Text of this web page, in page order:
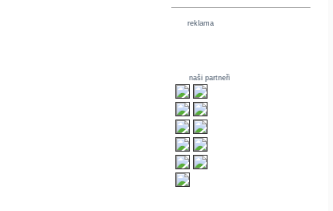
reklama
naši partneři